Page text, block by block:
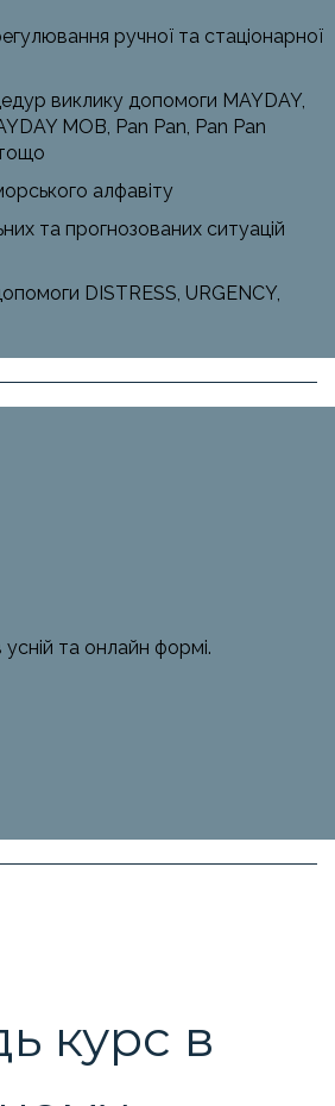
ручної та стаціонарної
виклику допомоги MAYDAY,
MOB, Pan Pan, Pan Pan
алфавіту
та прогнозованих ситуацій
DISTRESS, URGENCY,
та онлайн формі.
курс в